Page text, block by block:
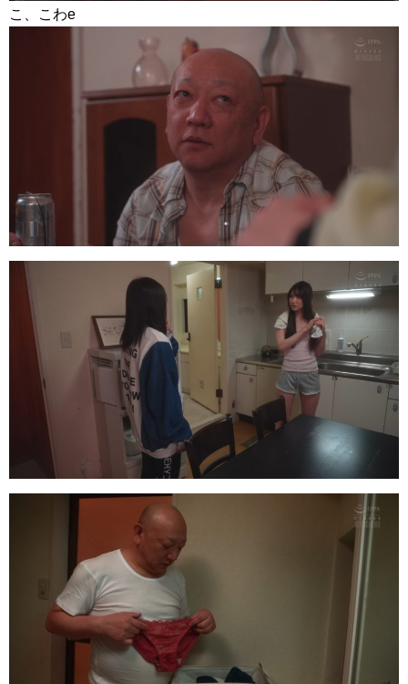
こ、こわe